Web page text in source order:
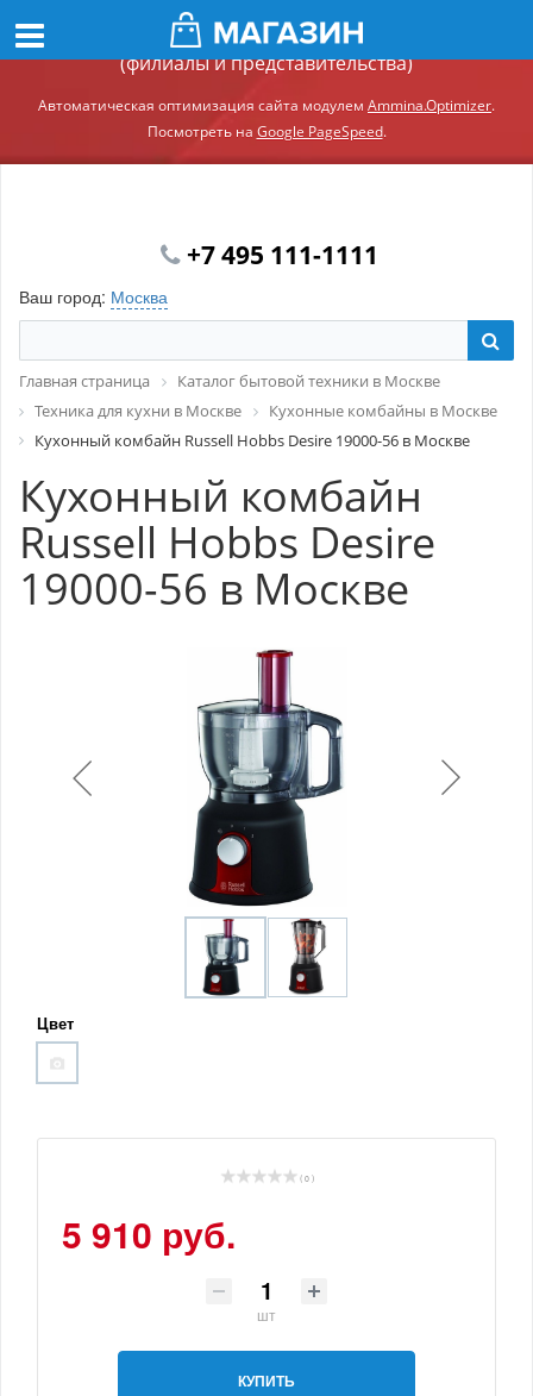
Демонстрационный сайт модуля Ammina.Регионы
(филиалы и представительства)
Автоматическая оптимизация сайта модулем Ammina.Optimizer.
Посмотреть на Google PageSpeed.
+7 495 111-1111
Ваш город: Москва
Главная страница
Каталог бытовой техники в Москве
Техника для кухни в Москве
Кухонные комбайны в Москве
Кухонный комбайн Russell Hobbs Desire 19000-56 в Москве
Кухонный комбайн
Russell Hobbs Desire
19000-56 в Москве
Цвет
( 0 )
5 910 руб.
шт
КУПИТЬ